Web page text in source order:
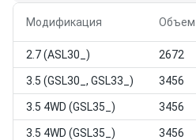
Модификация Объем
2.7 (ASL30_) 2672
3.5 (GSL30_, GSL33_) 3456
3.5 4WD (GSL35_) 3456
3.5 4WD (GSL35_) 3456